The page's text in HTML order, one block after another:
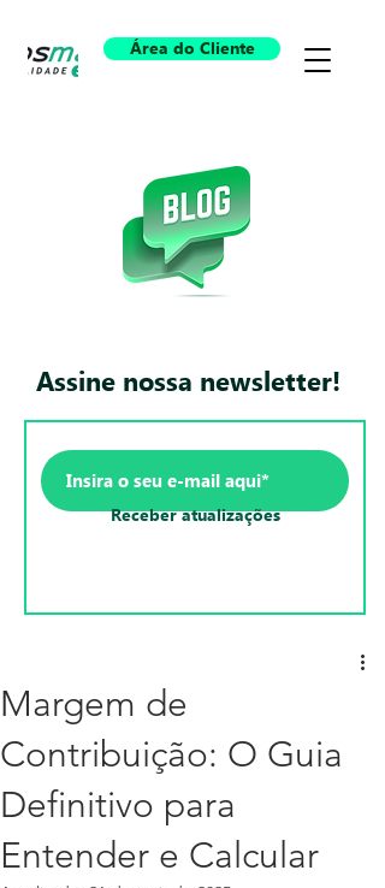
Área do Cliente
Assine nossa newsletter!
Receber atualizações
Margem de
Contribuição: O Guia
Definitivo para
Entender e Calcular